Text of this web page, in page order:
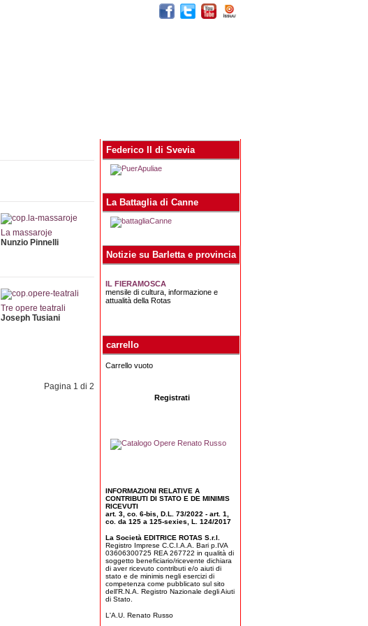
La massaroje
Nunzio Pinnelli
Tre opere teatrali
Joseph Tusiani
Pagina 1 di 2
Federico II di Svevia
La Battaglia di Canne
Notizie su Barletta e provincia
IL FIERAMOSCA
mensile di cultura, informazione e
attualità della Rotas
carrello
Carrello vuoto
Registrati
INFORMAZIONI RELATIVE A
CONTRIBUTI DI STATO E DE MINIMIS
RICEVUTI
art. 3, co. 6-bis, D.L. 73/2022 - art. 1,
co. da 125 a 125-sexies, L. 124/2017
La Società EDITRICE ROTAS S.r.l.
Registro Imprese C.C.I.A.A. Bari p.IVA
03606300725 REA 267722 in qualità di
soggetto beneficiario/ricevente dichiara
di aver ricevuto contributi e/o aiuti di
stato e de minimis negli esercizi di
competenza come pubblicato sul sito
dell'R.N.A. Registro Nazionale degli Aiuti
di Stato.
L'A.U. Renato Russo